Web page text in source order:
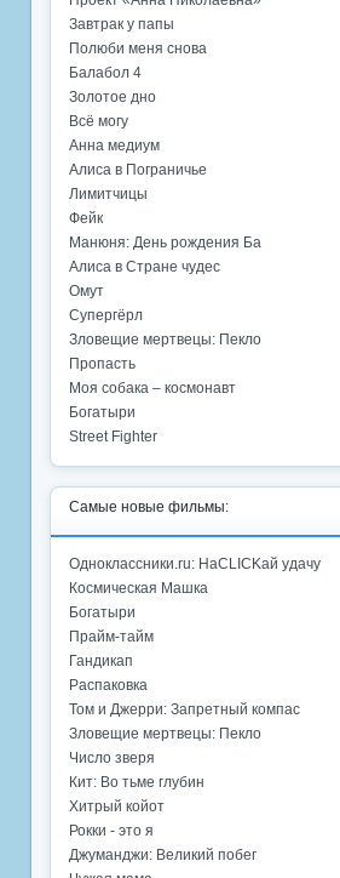
Завтрак у папы
Полюби меня снова
Балабол 4
Золотое дно
Всё могу
Анна медиум
Алиса в Пограничье
Лимитчицы
Фейк
Манюня: День рождения Ба
Алиса в Стране чудес
Омут
Супергёрл
Зловещие мертвецы: Пекло
Пропасть
Моя собака – космонавт
Богатыри
Street Fighter
Самые новые фильмы:
Одноклассники.ru: НаCLICKай удачу
Космическая Машка
Богатыри
Прайм-тайм
Гандикап
Распаковка
Том и Джерри: Запретный компас
Зловещие мертвецы: Пекло
Число зверя
Кит: Во тьме глубин
Хитрый койот
Рокки - это я
Джуманджи: Великий побег